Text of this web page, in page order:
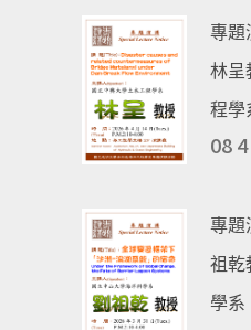
專題
林呈
程學
08
專題
祖乾
學系